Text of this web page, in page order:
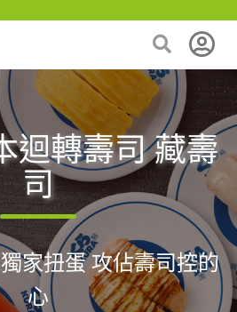
迴轉壽司 藏壽
司
家扭蛋 攻佔壽司控的
心